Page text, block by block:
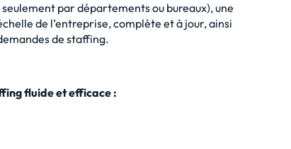
par départements ou bureaux), une
de l’entreprise, complète et à jour, ainsi
de staffing.
fluide et efficace :